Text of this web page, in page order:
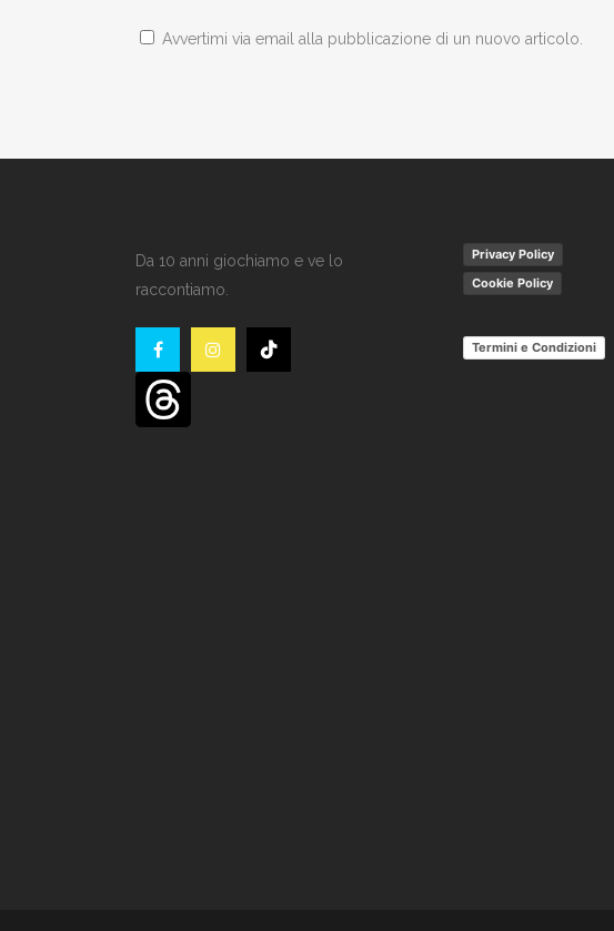
Avvertimi via email alla pubblicazione di un nuovo articolo.
Da 10 anni giochiamo e ve lo
raccontiamo.
Privacy Policy
Cookie Policy
Termini e Condizioni